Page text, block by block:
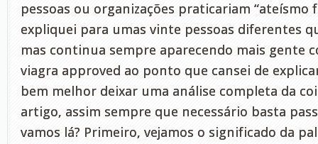
pessoas ou organizações praticariam “ateísmo
expliquei para umas vinte pessoas diferentes
mas continua sempre aparecendo mais gente
viagra approved ao ponto que cansei de
bem melhor deixar uma análise completa da
artigo, assim sempre que necessário basta
vamos lá? Primeiro, vejamos o significado da